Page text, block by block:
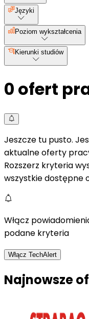
Języki
Poziom wykształcenia
Kierunki studiów
0 ofert
Jeszcze tu pusto.
aktualne oferty
Rozszerz kryteria
wszystkie dostępne
Włącz
podane kryteria
Włącz TechAlert
Najnowsze